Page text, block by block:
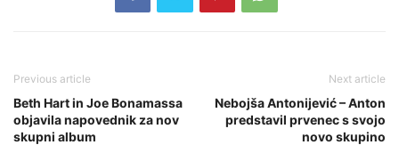
Previous article
Beth Hart in Joe Bonamassa
objavila napovednik za nov
skupni album
Next article
Nebojša Antonijević – Anton
predstavil prvenec s svojo
novo skupino